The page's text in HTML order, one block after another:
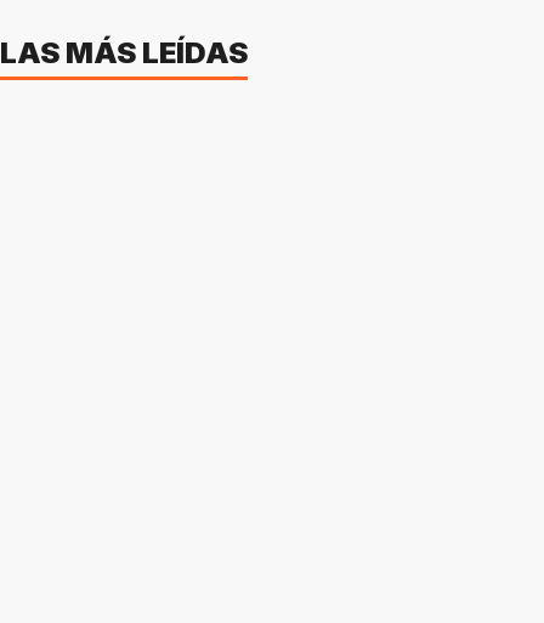
LAS MÁS LEÍDAS